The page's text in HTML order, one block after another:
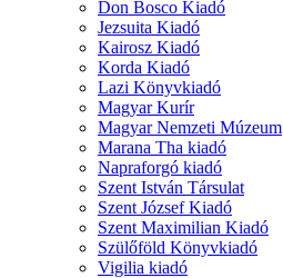
Don Bosco Kiadó
Jezsuita Kiadó
Kairosz Kiadó
Korda Kiadó
Lazi Könyvkiadó
Magyar Kurír
Magyar Nemzeti Múzeum
Marana Tha kiadó
Napraforgó kiadó
Szent István Társulat
Szent József Kiadó
Szent Maximilian Kiadó
Szülőföld Könyvkiadó
Vigilia kiadó